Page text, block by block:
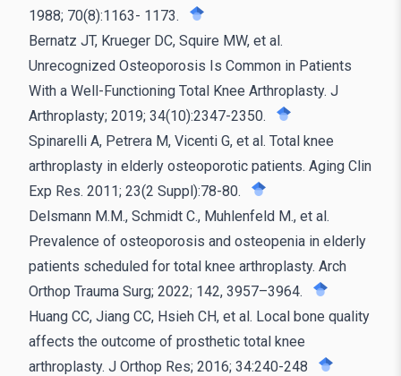
1988; 70(8):1163- 1173.
Bernatz JT, Krueger DC, Squire MW, et al.
Unrecognized Osteoporosis Is Common in Patients
With a Well-Functioning Total Knee Arthroplasty. J
Arthroplasty; 2019; 34(10):2347-2350.
Spinarelli A, Petrera M, Vicenti G, et al. Total knee
arthroplasty in elderly osteoporotic patients. Aging Clin
Exp Res. 2011; 23(2 Suppl):78-80.
Delsmann M.M., Schmidt C., Muhlenfeld M., et al.
Prevalence of osteoporosis and osteopenia in elderly
patients scheduled for total knee arthroplasty. Arch
Orthop Trauma Surg; 2022; 142, 3957–3964.
Huang CC, Jiang CC, Hsieh CH, et al. Local bone quality
affects the outcome of prosthetic total knee
arthroplasty. J Orthop Res; 2016; 34:240-248